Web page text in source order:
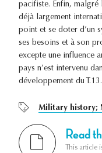
pacifiste. Enfin, malgré
déjà largement
point et se doter d’un
ses besoins et à son
excepte une influence
pays n’est intervenu
développement du T.13.
Military history;
Read
This